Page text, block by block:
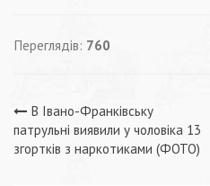
Переглядів: 760
Навігація
записів
В Івано-Франківську
патрульні виявили у чоловіка 13
згортків з наркотиками (ФОТО)